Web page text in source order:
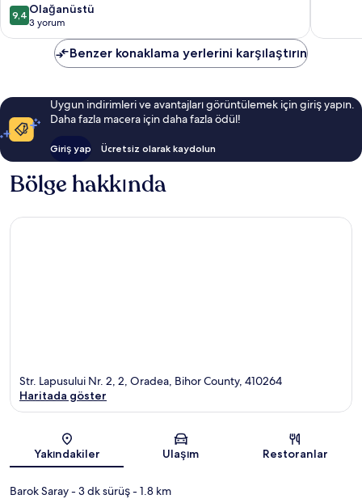
10
üzerinden
9.4,
Olağanüstü,
9,4 Olağanüstü
3 yorum
Benzer konaklama yerlerini karşılaştırın
Uygun indirimleri ve avantajları görüntülemek için giriş yapın.
Daha fazla macera için daha fazla ödül!
Giriş yap Ücretsiz olarak kaydolun
Bölge hakkında
Harita
Str. Lapusului Nr. 2, 2, Oradea, Bihor County, 410264
Haritada göster
Yakındakiler Ulaşım Restoranlar
Barok Saray- 3 dk sürüş- 1.8 km